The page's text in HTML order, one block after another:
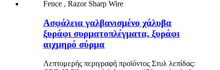
Ασφάλεια γαλβανισμένο χάλυβα
ξυράφι συρματοπλέγματα, ξυράφι
αιχμηρό σύρμα
Λεπτομερής περιγραφή προϊόντος Στυλ λεπίδας: